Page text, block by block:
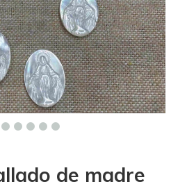
de madre